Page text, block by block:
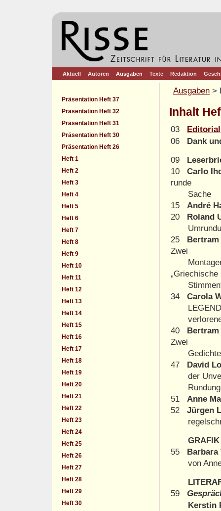
Aktuell Autoren Ausgaben Texte Redaktion
Präsentation Heft 37
Präsentation Heft 32
Präsentation Heft 31
Präsentation Heft 30
Präsentation Heft 26
Heft 1
Heft 2
Heft 3
Heft 4
Heft 5
Heft 6
Heft 7
Heft 8
Heft 9
Heft 10
Heft 11
Heft 12
Heft 13
Heft 14
Heft 15
Heft 16
Heft 17
Heft 18
Heft 19
Heft 20
Heft 21
Heft 22
Heft 23
Heft 24
Heft 25
Heft 26
Heft 27
Heft 28
Heft 29
Heft 30
Ausgaben >
Inhalt
03
Editorial
06
Dank
09
10 Carlo
runde
Sache
15 André
20
Roland
25
Zwei
„Griechische
34 Carola
verlorene
40
Bertram
Zwei
Gedichte
47
David
der
51 Anne
52 Jürgen
GRAFIK
55
von
59
Kerstin